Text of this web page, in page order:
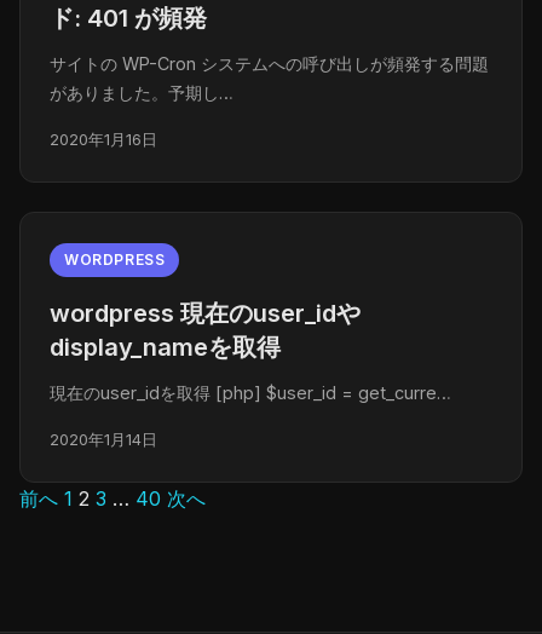
ド: 401 が頻発
サイトの WP-Cron システムへの呼び出しが頻発する問題
がありました。予期し…
2020年1月16日
WORDPRESS
wordpress 現在のuser_idや
display_nameを取得
現在のuser_idを取得 [php] $user_id = get_curre…
2020年1月14日
投
前へ 1 2 3 … 40 次へ